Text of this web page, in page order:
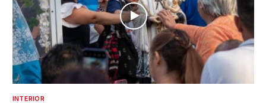
INTERIOR